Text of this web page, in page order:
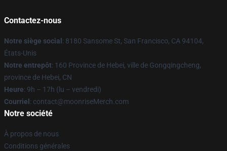
Contactez-nous
Notre siège social : 8180 Sansome St, San Francisco, CA 94104,
États-Unis
Notre entrepôt: 160 Province de Hebei, ville de Gongqingcheng,
province de Hebei, CN
Heure: 9h – 17h (lu – vendredi)
Courriel : contact@moonriseMerch.com
Notre société
À propos de nous
Conditions générales